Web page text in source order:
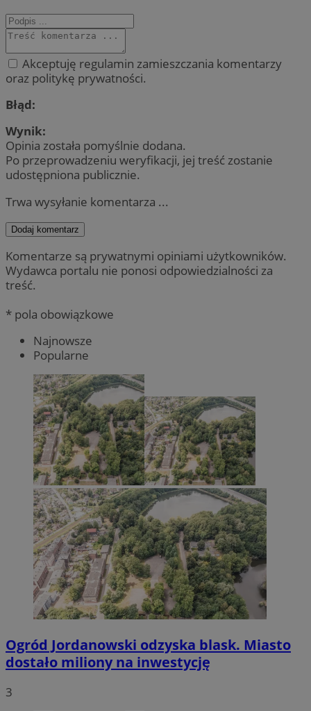
Akceptuję regulamin zamieszczania komentarzy
oraz politykę prywatności.
Błąd:
Wynik:
Opinia została pomyślnie dodana.
Po przeprowadzeniu weryfikacji, jej treść zostanie
udostępniona publicznie.
Trwa wysyłanie komentarza ...
Dodaj komentarz
Komentarze są prywatnymi opiniami użytkowników.
Wydawca portalu nie ponosi odpowiedzialności za
treść.
* pola obowiązkowe
Najnowsze
Popularne
Ogród Jordanowski odzyska blask. Miasto
dostało miliony na inwestycję
3